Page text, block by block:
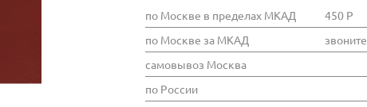
по Москве в пределах МКАД
450 Р
по Москве за МКАД
звоните
самовывоз Москва
по России